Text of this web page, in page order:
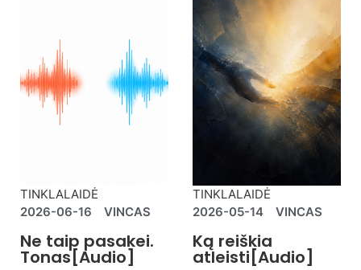
TINKLALAIDĖ
2026-06-16
VINCAS
Ne taip pasakei.
Tonas[Audio]
TINKLALAIDĖ
2026-05-14
VINCAS
Ką reiškia
atleisti[Audio]